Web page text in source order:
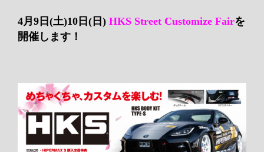
4月9日(土)10日(日)HKS Street Customize Fairを
開催します！